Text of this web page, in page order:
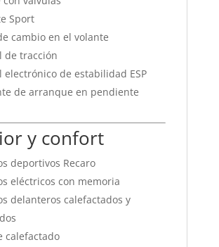
Sport
cambio en el volante
de tracción
electrónico de estabilidad ESP
de arranque en pendiente
y confort
deportivos Recaro
eléctricos con memoria
delanteros calefactados y
calefactado